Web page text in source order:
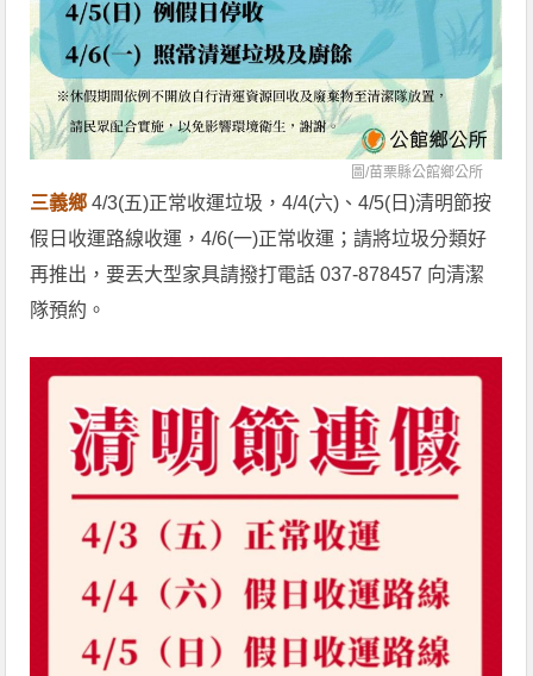
圖/苗栗縣公館鄉公所
三義鄉 4/3(五)正常收運垃圾，4/4(六)、4/5(日)清明節按
假日收運路線收運，4/6(一)正常收運；請將垃圾分類好
再推出，要丟大型家具請撥打電話 037-878457 向清潔
隊預約。